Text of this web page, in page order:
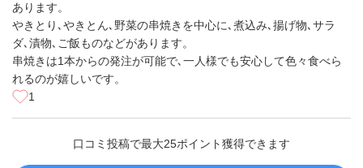
あります。
やきとり､やきとん､野菜の串焼きを中心に､煮込み､揚げ物､サラ
ダ､漬物､ご飯ものなどがあります。
串焼きは1本からの発注が可能で､一人様でも安心して色々食べら
れるのが嬉しいです。
1
口コミ投稿で最大25ポイント獲得できます